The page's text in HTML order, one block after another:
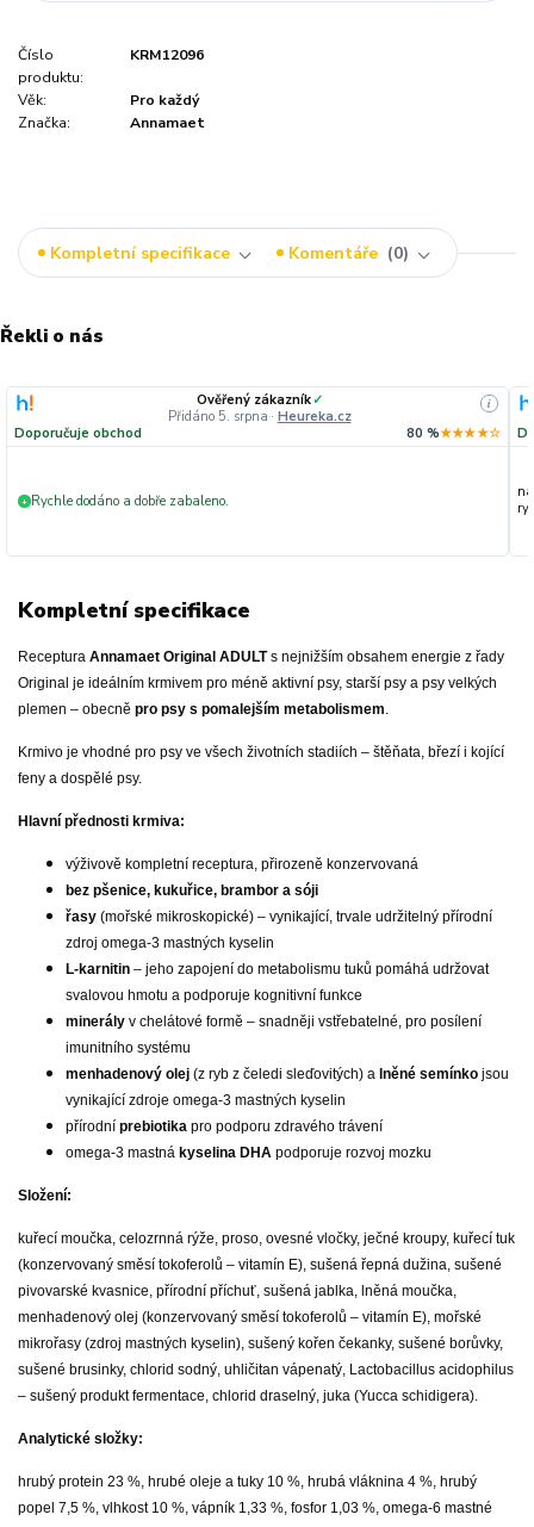
Číslo
produktu:
KRM12096
Věk:
Pro každý
Značka:
Annamaet
Kompletní specifikace Komentáře 0
Řekli o nás
Ověřený zákazník✓
Přidáno 5. srpna · Heureka.cz
i
Doporučuje obchod 80 %★★★★☆
+ Rychle dodáno a dobře zabaleno.
Kompletní specifikace
Receptura Annamaet Original ADULTs nejnižším obsahem energie z řady
Original je ideálním krmivem pro méně aktivní psy, starší psy a psy velkých
plemen – obecně pro psy s pomalejším metabolismem.
Krmivo je vhodné pro psy ve všech životních stadiích – štěňata, březí i kojící
feny a dospělé psy.
Hlavní přednosti krmiva:
výživově kompletní receptura, přirozeně konzervovaná
bez pšenice, kukuřice, brambor a sóji
řasy (mořské mikroskopické) – vynikající, trvale udržitelný přírodní
zdroj omega-3 mastných kyselin
L-karnitin – jeho zapojení do metabolismu tuků pomáhá udržovat
svalovou hmotu a podporuje kognitivní funkce
minerály v chelátové formě – snadněji vstřebatelné, pro posílení
imunitního systému
menhadenový olej (z ryb z čeledi sleďovitých) a lněné semínko jsou
vynikající zdroje omega-3 mastných kyselin
přírodní prebiotika pro podporu zdravého trávení
omega-3 mastná kyselina DHA podporuje rozvoj mozku
Složení:
kuřecí moučka, celozrnná rýže, proso, ovesné vločky, ječné kroupy, kuřecí tuk
(konzervovaný směsí tokoferolů – vitamín E), sušená řepná dužina, sušené
pivovarské kvasnice, přírodní příchuť, sušená jablka, lněná moučka,
menhadenový olej (konzervovaný směsí tokoferolů – vitamín E), mořské
mikrořasy (zdroj mastných kyselin), sušený kořen čekanky, sušené borůvky,
sušené brusinky, chlorid sodný, uhličitan vápenatý, Lactobacillus acidophilus
– sušený produkt fermentace, chlorid draselný, juka (Yucca schidigera).
Analytické složky:
hrubý protein 23 %, hrubé oleje a tuky 10 %, hrubá vláknina 4 %, hrubý
popel 7,5 %, vlhkost 10 %, vápník 1,33 %, fosfor 1,03 %, omega-6 mastné